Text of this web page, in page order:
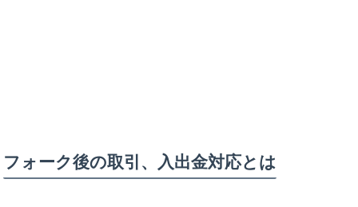
フォーク後の取引、入出金対応とは